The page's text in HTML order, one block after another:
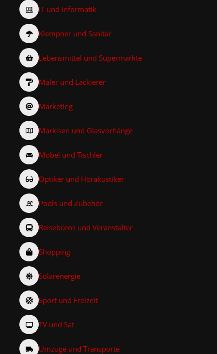
IT und Informatik
Klempner und Sanitär
Lebensmittel und Supermärkte
Maler und Lackierer
Marketing
Markisen und Glasvorhänge
Möbel und Tischler
Optiker und Hörakustiker
Pools und Zubehör
Reisebüros und Veranstalter
Shopping
Solarenergie
Sport und Freizeit
TV und Sat
Umzüge und Transporte